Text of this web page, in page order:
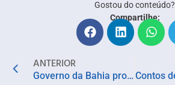
Gostou do conteúdo?
Compartilhe:
ANTERIOR
Governo da Bahia promove Campeonato Estadual de Quadrilhas Juninas com participação de 60 grupos